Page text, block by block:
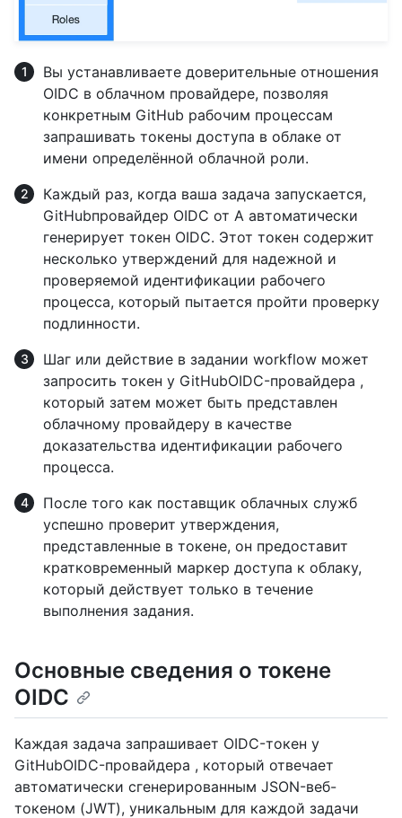
Вы устанавливаете доверительные отношения
OIDC в облачном провайдере, позволяя
конкретным GitHub рабочим процессам
запрашивать токены доступа в облаке от
имени определённой облачной роли.
Каждый раз, когда ваша задача запускается,
GitHubпровайдер OIDC от A автоматически
генерирует токен OIDC. Этот токен содержит
несколько утверждений для надежной и
проверяемой идентификации рабочего
процесса, который пытается пройти проверку
подлинности.
Шаг или действие в задании workflow может
запросить токен у GitHubOIDC-провайдера ,
который затем может быть представлен
облачному провайдеру в качестве
доказательства идентификации рабочего
процесса.
После того как поставщик облачных служб
успешно проверит утверждения,
представленные в токене, он предоставит
кратковременный маркер доступа к облаку,
который действует только в течение
выполнения задания.
Основные сведения о токене
OIDC
Каждая задача запрашивает OIDC-токен у
GitHubOIDC-провайдера , который отвечает
автоматически сгенерированным JSON-веб-
токеном (JWT), уникальным для каждой задачи